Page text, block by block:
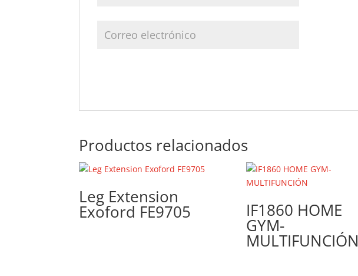
Productos relacionados
Leg Extension
Exoford FE9705 IF1860 HOME
GYM-
MULTIFUNCIÓN